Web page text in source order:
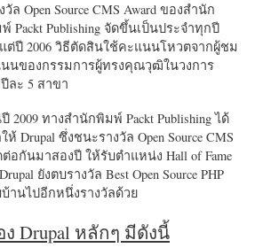
วัล Open Source CMS Award ของสำนัก
Packt Publishing จัดขึ้นเป็นประจำทุกปี
ต่ปี 2006 วิธีตัดสินใช้คะแนนโหวตจากผู้ชม
นนของกรรมการผู้ทรงคุณวุฒิในวงการ
ละ 5 สาขา
2009 ทางสำนักพิมพ์ Packt Publishing ได้
ห้ Drupal ซึ่งชนะรางวัล Open Source CMS
อกันมาสองปี ให้รับตำแหน่ง Hall of Fame
ยังตบรางวัล Best Open Source PHP
บ้านไปอีกหนึ่งรางวัลด้วย
Drupal หลักๆ มีดังนี้